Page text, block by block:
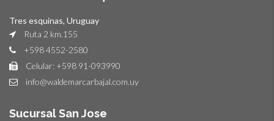
Tres esquinas, Uruguay
Ruta 2 km.155
+598 4552-2580
Celular: +598 91-093990
info@waldemarcarbajal.com.uy
Sucursal San Jose